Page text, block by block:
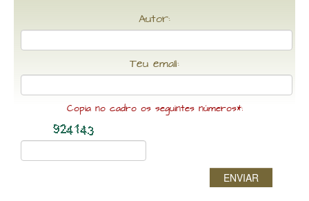
Autor:
Teu email:
Copia no cadro os seguintes números*:
ENVIAR